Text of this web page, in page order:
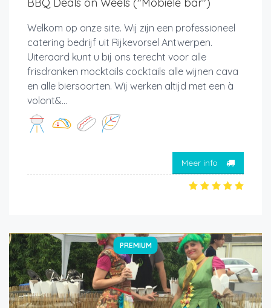
Welkom op onze site. Wij zijn een professioneel
catering bedrijf uit Rijkevorsel Antwerpen.
Uiteraard kunt u bij ons terecht voor alle
frisdranken mocktails cocktails alle wijnen cava
en alle biersoorten. Wij werken altijd met een à
volont&...
Meer info
PREMIUM